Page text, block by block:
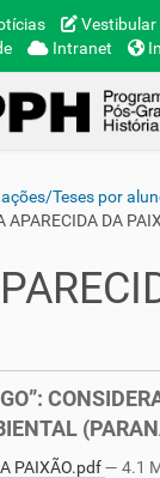
Vestibular
Intranet
Teses por
APARECIDA DA
PAIXÃO.pdf— 4.1